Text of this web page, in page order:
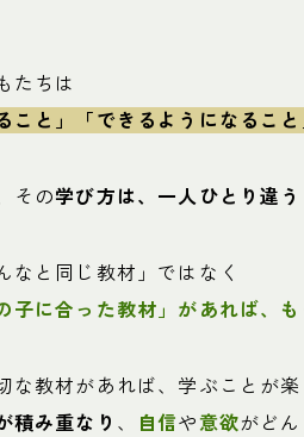
たちは
こと」「できるようになるこ
その学び方は、一人ひとり違う
なと同じ教材」ではなく
子に合った教材」があれば、
な教材があれば、学ぶことが楽
積み重なり 、 自信や意欲がど